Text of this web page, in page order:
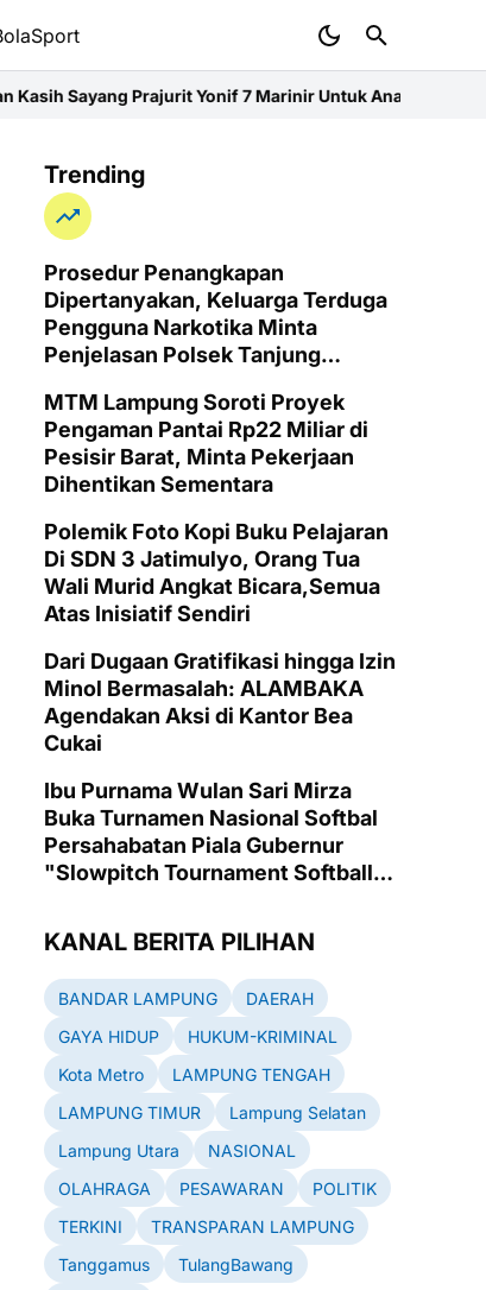
Yonif 7 Marinir Untuk Anak-Anak Pondok Pesantren
Trending
Prosedur Penangkapan
Dipertanyakan, Keluarga Terduga
Pengguna Narkotika Minta
Penjelasan Polsek Tanjung
MTM Lampung Soroti Proyek
Pengaman Pantai Rp22 Miliar di
Pesisir Barat, Minta Pekerjaan
Dihentikan Sementara
Polemik Foto Kopi Buku Pelajaran
Di SDN 3 Jatimulyo, Orang Tua
Wali Murid Angkat Bicara,Semua
Atas Inisiatif Sendiri
Dari Dugaan Gratifikasi hingga Izin
Minol Bermasalah: ALAMBAKA
Agendakan Aksi di Kantor Bea
Cukai
Ibu Purnama Wulan Sari Mirza
Buka Turnamen Nasional Softbal
Persahabatan Piala Gubernur
"Slowpitch Tournament Softball
Way Halim, Bandarlampung
KANAL BERITA PILIHAN
BANDAR LAMPUNG
DAERAH
GAYA HIDUP
HUKUM-KRIMINAL
Kota Metro
LAMPUNG TENGAH
LAMPUNG TIMUR
Lampung Selatan
Lampung Utara
NASIONAL
OLAHRAGA
PESAWARAN
POLITIK
TERKINI
TRANSPARAN LAMPUNG
Tanggamus
TulangBawang